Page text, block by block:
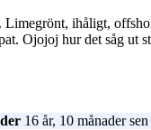
ihåligt,
Ojojoj hur det såg ut
16 år, 10 månader sen